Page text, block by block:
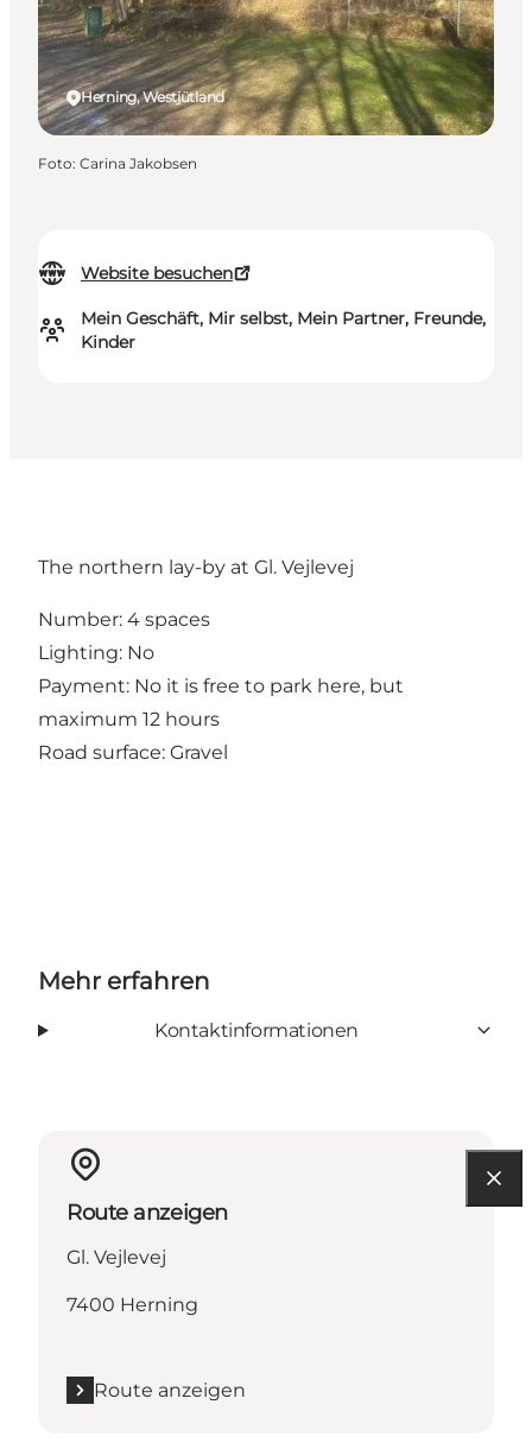
Website besuchen
Mein Geschäft, Mir selbst, Mein Partner, Freunde,
Kinder
Herning, Westjütland
Foto: Carina Jakobsen
The northern lay-by at Gl. Vejlevej
Number: 4 spaces
Lighting: No
Payment: No it is free to park here, but
maximum 12 hours
Road surface: Gravel
Mehr erfahren
Kontaktinformationen
Route anzeigen
Gl. Vejlevej
7400 Herning
Route anzeigen